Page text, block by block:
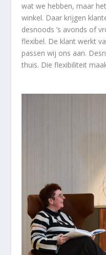
wat we hebben, maar
winkel. Daar krijgen
desnoods ’s avonds of
flexibel. De klant werkt
passen wij ons aan.
thuis. Die flexibiliteit